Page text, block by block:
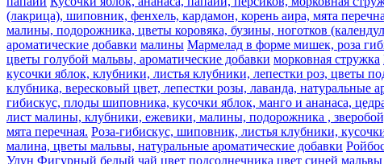
(лакрица), шиповник, фенхель, кардамон, корень аира, мята
малины, подорожника, цветы коровяка, бузины, ноготков
ароматические добавки малины Мармелад в форме мишек, роза
цветы голубой мальвы, ароматические добавки морковная стружка
кусочки яблок, клубники, листья клубники, лепестки роз, цветы
клубника, вересковый цвет, лепестки розы, лаванда, натуральные
гибискус, плоды шиповника, кусочки яблок, манго и ананаса,
лист малины, клубники, ежевики, малины, подорожника ,
мята перечная. Роза-гибискус, шиповник, листья клубники,
малина, цветы мальвы, натуральные ароматические добавки
Улун Фигурный белый чай цвет подсолнечника цвет синей мальвы